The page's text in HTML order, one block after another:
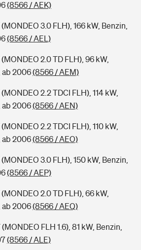
(8566 / AEK)
3.0 FLH), 166 kW, Benzin,
(8566 / AEL)
2.0 TD FLH), 96 kW,
ab 2006(8566 / AEM)
2.2 TDCI FLH), 114 kW,
ab 2006(8566 / AEN)
2.2 TDCI FLH), 110 kW,
ab 2006(8566 / AEO)
3.0 FLH), 150 kW, Benzin,
(8566 / AEP)
2.0 TD FLH), 66 kW,
ab 2006(8566 / AEQ)
FLH 1.6), 81 kW, Benzin,
(8566 / ALE)